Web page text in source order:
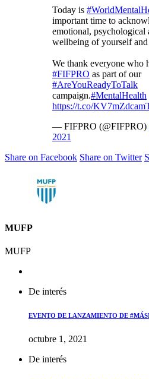
Today is
important time to
emotional, psychological
wellbeing of yourself and
We thank everyone who
#FIFPRO as part of our
#AreYouReadyToTalk
campaign.#MentalHealth
https://t.co/
— FIFPRO (@FIFPRO)
2021
Share on Facebook Share on Twitter
MUFP
MUFP
De interés
EVENTO DE LANZAMIENTO DE
octubre 1, 2021
De interés